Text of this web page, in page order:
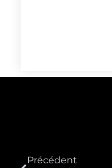
Précédent
Quand Tout